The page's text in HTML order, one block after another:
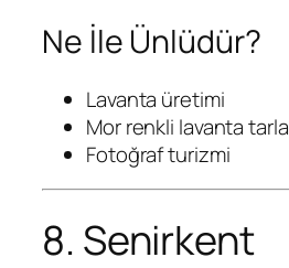
Ne İle Ünlüdür?
Lavanta üretimi
Mor renkli lavanta
Fotoğraf turizmi
8. Senirkent